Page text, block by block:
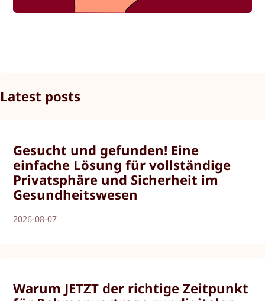
Latest posts
Gesucht und gefunden! Eine
einfache Lösung für vollständige
Privatsphäre und Sicherheit im
Gesundheitswesen
2026-08-07
Warum JETZT der richtige Zeitpunkt